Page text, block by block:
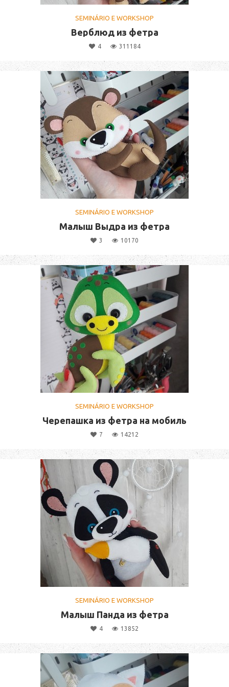
SEMINÁRIO E WORKSHOP
Верблюд из фетра
4 311184
SEMINÁRIO E WORKSHOP
Малыш Выдра из фетра
3 10170
SEMINÁRIO E WORKSHOP
Черепашка из фетра на мобиль
7 14212
SEMINÁRIO E WORKSHOP
Малыш Панда из фетра
4 13852